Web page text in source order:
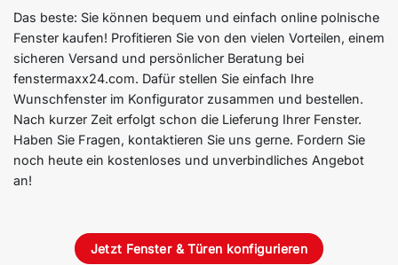
Das beste: Sie können bequem und einfach online polnische
Fenster kaufen! Profitieren Sie von den vielen Vorteilen, einem
sicheren Versand und persönlicher Beratung bei
fenstermaxx24.com. Dafür stellen Sie einfach Ihre
Wunschfenster im Konfigurator zusammen und bestellen.
Nach kurzer Zeit erfolgt schon die Lieferung Ihrer Fenster.
Haben Sie Fragen, kontaktieren Sie uns gerne. Fordern Sie
noch heute ein kostenloses und unverbindliches Angebot
an!
Jetzt Fenster & Türen konfigurieren